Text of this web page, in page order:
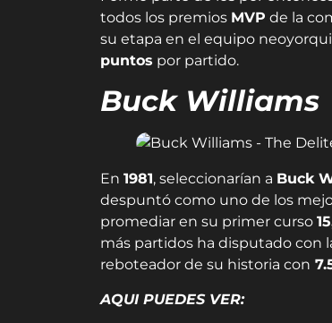
todos los premios MVP de la
su etapa en el equipo
puntos por partido.
Buck Williams
En 1981, seleccionarían a Buck
despuntó como uno de los
promediar en su primer curso
más partidos ha disputado con
reboteador de su historia con
AQUI PUEDES VER: